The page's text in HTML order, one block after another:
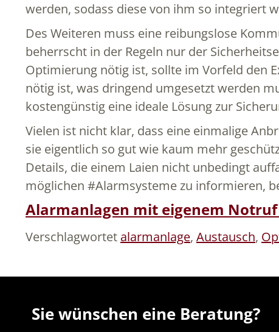
werden, sodass diese von ihm so integriert
Des Weiteren muss eine reibungslose
beherrscht in der Regeln nur der
Optimierung nötig ist, sollte im Vorfeld den
nötig ist, was dringend umgesetzt werden
kostengünstig eine ideale Lösung zur
Vielen ist nicht klar, dass eine einmalige
sie eigentlich so gut wie kaum mehr
Details, die einem Laien nicht unbedingt
möglichen #Alarmsysteme zu informieren,
Alarmanlagen mit eigenem
Verschlagwortet alarmanlage, Austausch,
Sie wünschen eine Beratung?